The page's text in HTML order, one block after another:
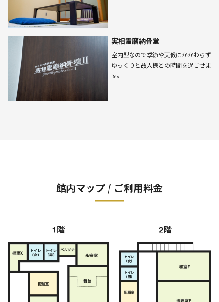
実相霊廟納骨堂
室内型なので季節や天候にかかわらず
ゆっくりと故人様との時間を過ごせま
す。
館内マップ / ご利用料金